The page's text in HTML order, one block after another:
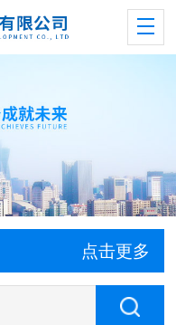
点击更多